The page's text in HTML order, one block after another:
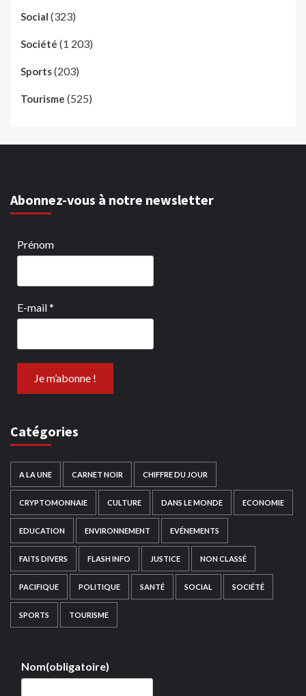
Social (323)
Société (1 203)
Sports(203)
Tourisme (525)
Abonnez-vous à notre newsletter
Prénom
E-mail*
Catégories
A LA UNE CARNET NOIR CHIFFRE DU JOUR
CRYPTOMONNAIE CULTURE DANS LE MONDE ECONOMIE
EDUCATION ENVIRONNEMENT EVÉNEMENTS
FAITS DIVERS FLASH INFO JUSTICE NON CLASSÉ
PACIFIQUE POLITIQUE SANTÉ SOCIAL SOCIÉTÉ
SPORTS TOURISME
Nom(obligatoire)